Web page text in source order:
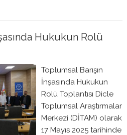
Hukukun Rolü
Toplumsal Barışın
İnşasında Hukukun
Rolü Toplantısı Dicle
Toplumsal Araştırmalar
Merkezi (DİTAM) olarak
17 Mayıs 2025 tarihinde